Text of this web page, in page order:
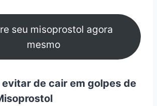
seu misoprostol agora
mesmo
de cair em golpes de